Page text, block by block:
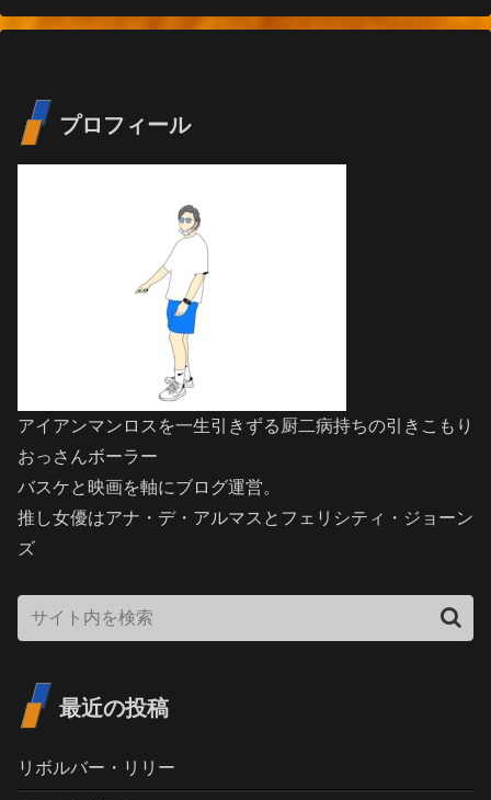
プロフィール
アイアンマンロスを一生引きずる厨二病持ちの引きこもり
おっさんボーラー
バスケと映画を軸にブログ運営。
推し女優はアナ・デ・アルマスとフェリシティ・ジョーン
ズ
最近の投稿
リボルバー・リリー